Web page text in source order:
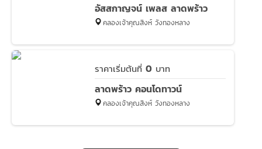
อัสสกาญจน์ เพลส ลาดพร้าว
คลองเจ้าคุณสิงห์ วังทองหลาง
ราคาเริ่มต้นที่ 0 บาท
ลาดพร้าว คอนโดทาวน์
คลองเจ้าคุณสิงห์ วังทองหลาง